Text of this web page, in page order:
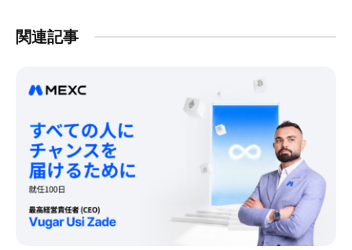
関連記事